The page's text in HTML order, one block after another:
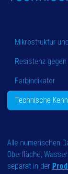
Mikrostruktur
Resistenz
Farbindikator
Technische
Alle numerischen
Oberfläche,
separat in der